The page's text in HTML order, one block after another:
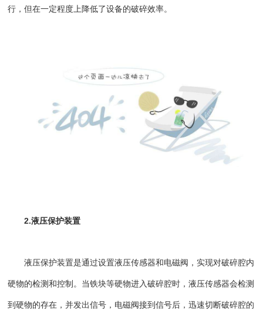
行，但在一定程度上降低了设备的破碎效率。
2.液压保护装置
液压保护装置是通过设置液压传感器和电磁阀，实现对破碎腔内
硬物的检测和控制。当铁块等硬物进入破碎腔时，液压传感器会检测
到硬物的存在，并发出信号，电磁阀接到信号后，迅速切断破碎腔的